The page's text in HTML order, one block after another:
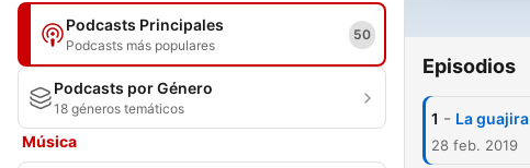
Podcasts Principales
Podcasts más populares
50
Podcasts por Género
18 géneros temáticos
Música
Episodios
1 - La guajira
28 feb. 2019